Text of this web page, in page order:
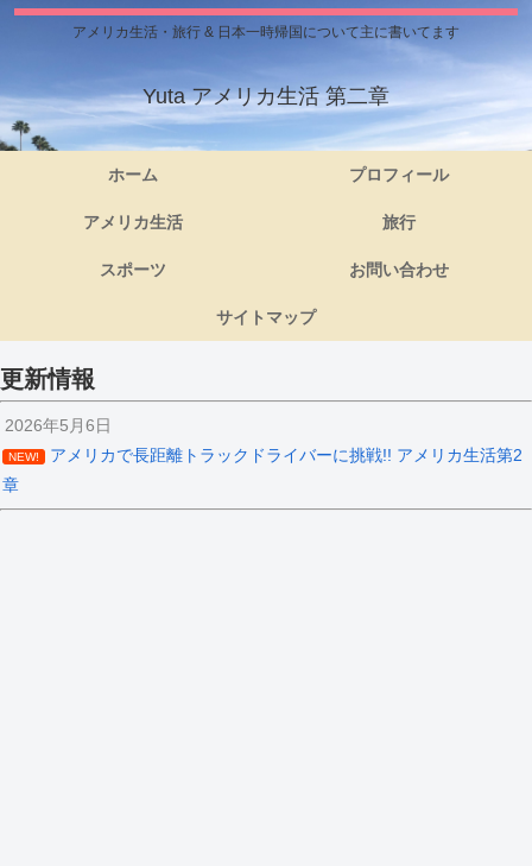
アメリカ生活・旅行 & 日本一時帰国について主に書いてます
Yuta アメリカ生活 第二章
ホーム プロフィール
アメリカ生活 旅行
スポーツ お問い合わせ
サイトマップ
更新情報
2026年5月6日
NEW!
アメリカで長距離トラックドライバーに挑戦!! アメリカ生活第2
章